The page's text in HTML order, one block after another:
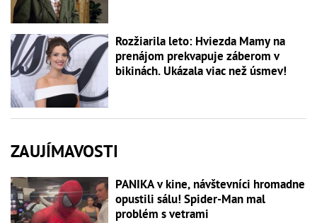
Rozžiarila leto: Hviezda Mamy na
prenájom prekvapuje záberom v
bikinách. Ukázala viac než úsmev!
ZAUJÍMAVOSTI
PANIKA v kine, návštevníci hromadne
opustili sálu! Spider-Man mal
problém s vetrami